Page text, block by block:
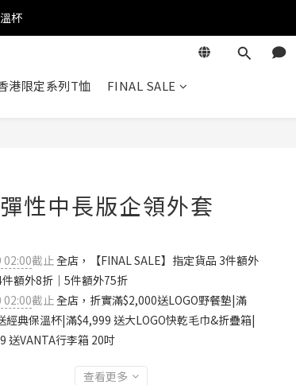
杯
港限定系列T恤 FINAL SALE
性中長版企領外套
02:00截止全店，【FINAL SALE】指定貨品 3件額外
額外8折｜5件額外75折
02:00截止全店，折實滿$2,000送LOGO野餐墊|滿
經典保溫杯|滿$4,999 送大LOGO快乾毛巾&折疊箱|
送VANTA行李箱 20吋
查看更多